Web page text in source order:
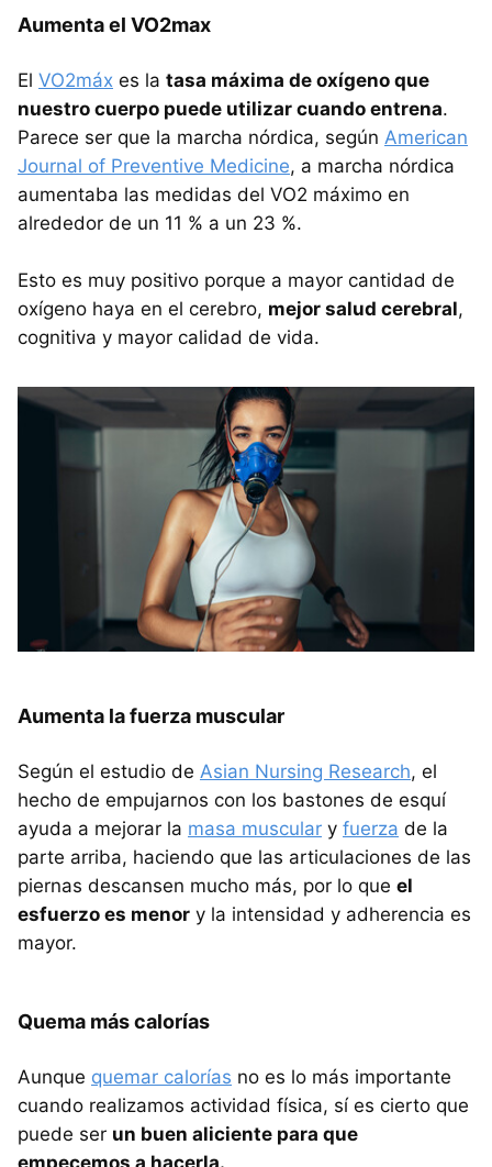
Aumenta el VO2max
El VO2máx es la tasa máxima de oxígeno que
nuestro cuerpo puede utilizar cuando entrena.
Parece ser que la marcha nórdica, según American
Journal of Preventive Medicine, a marcha nórdica
aumentaba las medidas del VO2 máximo en
alrededor de un 11 % a un 23 %.
Esto es muy positivo porque a mayor cantidad de
oxígeno haya en el cerebro, mejor salud cerebral,
cognitiva y mayor calidad de vida.
Aumenta la fuerza muscular
Según el estudio de Asian Nursing Research, el
hecho de empujarnos con los bastones de esquí
ayuda a mejorar la masa muscular y fuerza de la
parte arriba, haciendo que las articulaciones de las
piernas descansen mucho más, por lo que el
esfuerzo es menor y la intensidad y adherencia es
mayor.
Quema más calorías
Aunque quemar calorías no es lo más importante
cuando realizamos actividad física, sí es cierto que
puede ser un buen aliciente para que